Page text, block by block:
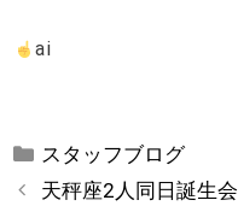
ai
カ
テ
スタッフブログ
天秤座2人同日誕生会